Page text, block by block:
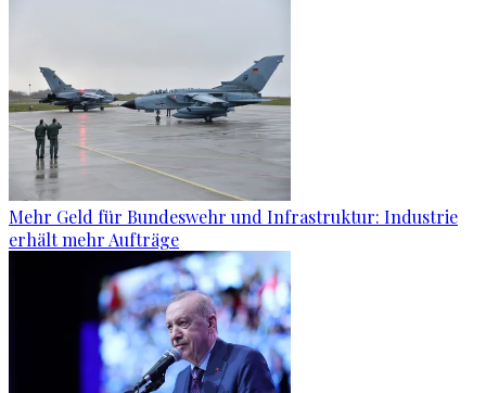
Mehr Geld für Bundeswehr und Infrastruktur: Industrie
erhält mehr Aufträge